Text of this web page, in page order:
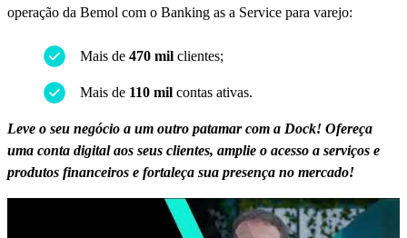
operação da Bemol com o Banking as a Service para varejo:
Mais de 470 mil clientes;
Mais de 110 mil contas ativas.
Leve o seu negócio a um outro patamar com a Dock! Ofereça
uma conta digital aos seus clientes, amplie o acesso a serviços e
produtos financeiros e fortaleça sua presença no mercado!